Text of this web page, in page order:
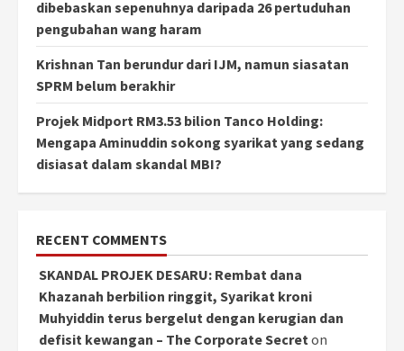
dibebaskan sepenuhnya daripada 26 pertuduhan
pengubahan wang haram
Krishnan Tan berundur dari IJM, namun siasatan
SPRM belum berakhir
Projek Midport RM3.53 bilion Tanco Holding:
Mengapa Aminuddin sokong syarikat yang sedang
disiasat dalam skandal MBI?
RECENT COMMENTS
SKANDAL PROJEK DESARU: Rembat dana
Khazanah berbilion ringgit, Syarikat kroni
Muhyiddin terus bergelut dengan kerugian dan
defisit kewangan – The Corporate Secreton